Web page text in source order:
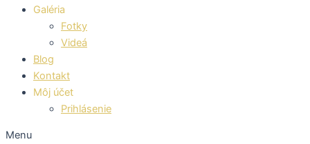
Galéria
Fotky
Videá
Blog
Kontakt
Môj účet
Prihlásenie
Menu